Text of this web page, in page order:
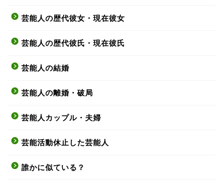
芸能人の歴代彼女・現在彼女
芸能人の歴代彼氏・現在彼氏
芸能人の結婚
芸能人の離婚・破局
芸能人カップル・夫婦
芸能活動休止した芸能人
誰かに似ている？